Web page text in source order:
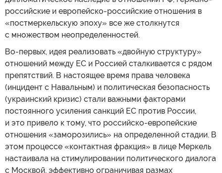
российские и европейско-российские отношения в
«постмеркельскую эпоху» все же столкнутся
с множеством неопределенностей.
Во-первых, идея реализовать «двойную структуру»
отношений между ЕС и Россией сталкивается с рядом
препятствий. В настоящее время права человека
(инцидент с Навальным) и политическая безопасность
(украинский кризис) стали важными факторами
постоянного усиления санкций ЕС против России,
и это привело к тому, что российско-европейские
отношения «заморозились» на определенной стадии. В
этом процессе «контактная фракция» в лице Меркель
настаивала на стимулировании политического диалога
с Москвой, эффективно ограничивая размах